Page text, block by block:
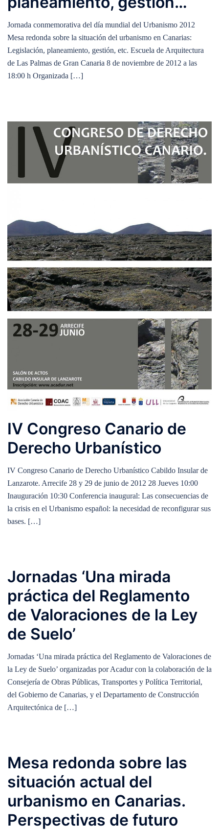
Jornada conmemorativa del día mundial del Urbanismo 2012
Mesa redonda sobre la situación del urbanismo en Canarias:
Legislación, planeamiento, gestión, etc. Escuela de Arquitectura
de Las Palmas de Gran Canaria 8 de noviembre de 2012 a las
18:00 h Organizada […]
IV Congreso Canario de
Derecho Urbanístico
IV Congreso Canario de Derecho Urbanístico Cabildo Insular de
Lanzarote. Arrecife 28 y 29 de junio de 2012 28 Jueves 10:00
Inauguración 10:30 Conferencia inaugural: Las consecuencias de
la crisis en el Urbanismo español: la necesidad de reconfigurar sus
bases. […]
Jornadas ‘Una mirada
práctica del Reglamento
de Valoraciones de la Ley
de Suelo’
Jornadas ‘Una mirada práctica del Reglamento de Valoraciones de
la Ley de Suelo’ organizadas por Acadur con la colaboración de la
Consejería de Obras Públicas, Transportes y Política Territorial,
del Gobierno de Canarias, y el Departamento de Construcción
Arquitectónica de […]
Mesa redonda sobre las
situación actual del
urbanismo en Canarias.
Perspectivas de futuro